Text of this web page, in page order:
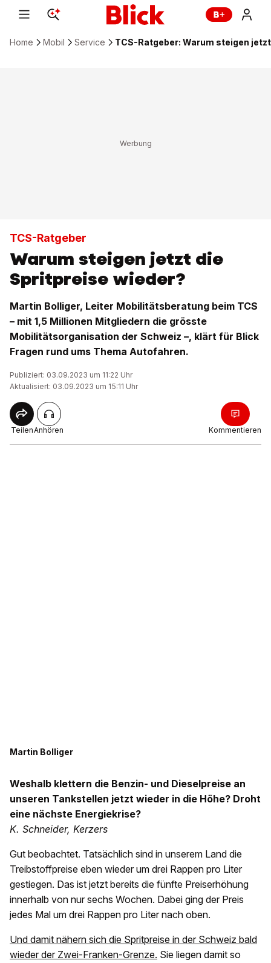
Home Mobil Service TCS-Ratgeber: Warum steigen
TCS-Ratgeber
Warum steigen jetzt die
Spritpreise wieder?
Martin Bolliger, Leiter Mobilitätsberatung beim TCS
– mit 1,5 Millionen Mitgliedern die grösste
Mobilitätsorganisation der Schweiz –, klärt für Blick
Fragen rund ums Thema Autofahren.
Publiziert: 03.09.2023 um 11:22 Uhr
Aktualisiert: 03.09.2023 um 15:11 Uhr
TeilenAnhören Kommentieren
Martin Bolliger
Weshalb klettern die Benzin- und Dieselpreise an
unseren Tankstellen jetzt wieder in die Höhe? Droht
eine nächste Energiekrise?
K. Schneider, Kerzers
Gut beobachtet. Tatsächlich sind in unserem Land die
Treibstoffpreise eben wieder um drei Rappen pro Liter
gestiegen. Das ist jetzt bereits die fünfte Preiserhöhung
innerhalb von nur sechs Wochen. Dabei ging der Preis
jedes Mal um drei Rappen pro Liter nach oben.
Und damit nähern sich die Spritpreise in der Schweiz bald
wieder der Zwei-Franken-Grenze. Sie liegen damit so